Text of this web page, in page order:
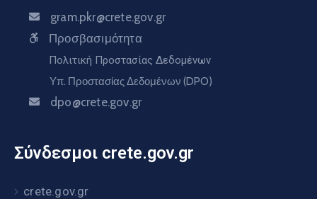
gram.pkr@crete.gov.gr
Προσβασιμότητα
Πολιτική Προστασίας Δεδομένων
Υπ. Προστασίας Δεδομένων (DPO)
dpo@crete.gov.gr
Σύνδεσμοι crete.gov.gr
crete.gov.gr